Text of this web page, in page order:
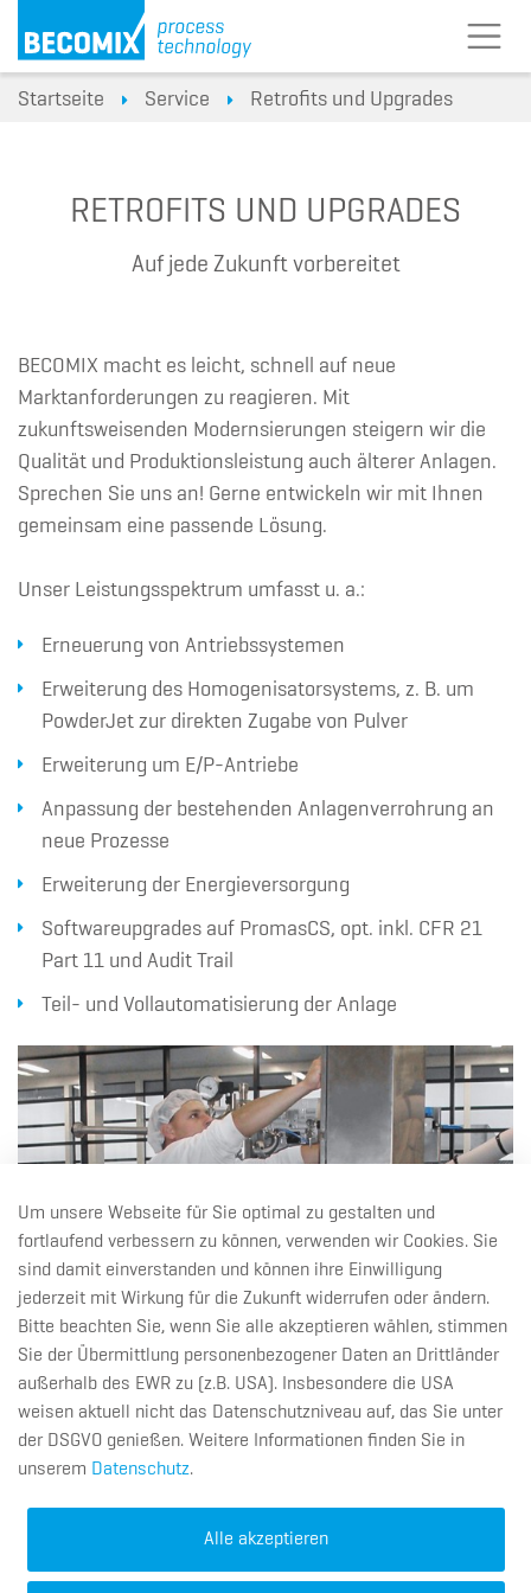
Startseite Service Retrofits und Upgrades
RETROFITS UND UPGRADES
Auf jede Zukunft vorbereitet
BECOMIX macht es leicht, schnell auf neue
Marktanforderungen zu reagieren. Mit
zukunftsweisenden Modernsierungen steigern wir die
Qualität und Produktionsleistung auch älterer Anlagen.
Sprechen Sie uns an! Gerne entwickeln wir mit Ihnen
gemeinsam eine passende Lösung.
Unser Leistungsspektrum umfasst u. a.:
Erneuerung von Antriebssystemen
Erweiterung des Homogenisatorsystems, z. B. um
PowderJet zur direkten Zugabe von Pulver
Erweiterung um E/P-Antriebe
Anpassung der bestehenden Anlagenverrohrung an
neue Prozesse
Erweiterung der Energieversorgung
Softwareupgrades auf PromasCS, opt. inkl. CFR 21
Part 11 und Audit Trail
Teil- und Vollautomatisierung der Anlage
A. Berents GmbH & Co. KG
BECOMIX
Telefon:+49 421 - 87 111 - 0
Um unsere Webseite für Sie optimal zu gestalten und
fortlaufend verbessern zu können, verwenden wir Cookies. Sie
sind damit einverstanden und können ihre Einwilligung
jederzeit mit Wirkung für die Zukunft widerrufen oder ändern.
Bitte beachten Sie, wenn Sie alle akzeptieren wählen, stimmen
Sie der Übermittlung personenbezogener Daten an Drittländer
außerhalb des EWR zu (z.B. USA). Insbesondere die USA
weisen aktuell nicht das Datenschutzniveau auf, das Sie unter
der DSGVO genießen. Weitere Informationen finden Sie in
unserem Datenschutz.
Alle akzeptieren